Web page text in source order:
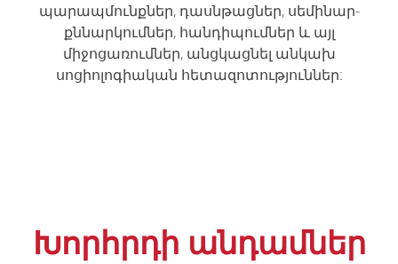
պարապմունքներ, դասնթացներ, սեմինար-
քննարկումներ, հանդիպումներ և այլ
միջոցառումներ, անցկացնել անկախ
սոցիոլոգիական հետազոտություններ:
Խորհրդի անդամներ